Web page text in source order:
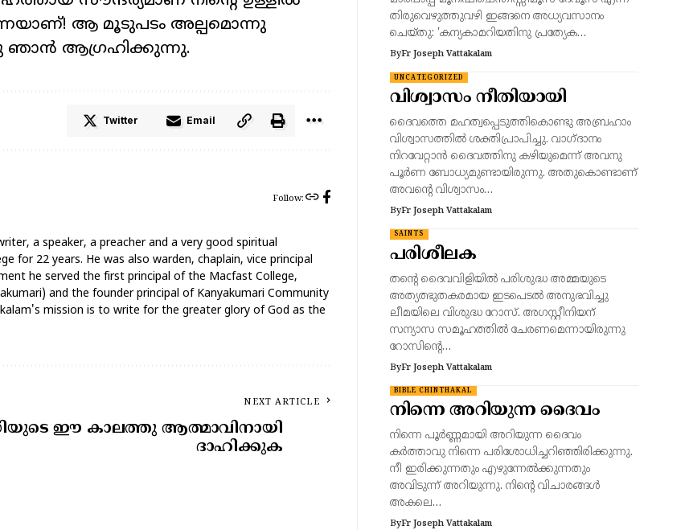
ആ മൂടുപടം അല്പമൊന്നു
ഞാൻ ആഗ്രഹിക്കുന്നു.
Twitter Email
Follow:
a speaker, a preacher and a very good spiritual
for 22 years. He was also warden, chaplain, vice principal
he served the first principal of the Macfast College,
and the founder principal of Kanyakumari Community
mission is to write for the greater glory of God as the
NEXT ARTICLE
ഈ കാലത്തു ആത്മാവിനായി
ദാഹിക്കുക
തിരുവെഴുത്തുവഴി ഇങ്ങനെ അധ്യവസാനം
ചെയ്തു: 'കന്യകാമറിയതിനു പ്രത്യേക…
ByFr Joseph Vattakalam
UNCATEGORIZED
വിശ്വാസം നീതിയായി
ദൈവത്തെ മഹത്വപ്പെടുത്തികൊണ്ടു അബ്രഹാം
വിശ്വാസത്തിൽ ശക്തിപ്രാപിച്ചു. വാഗ്ദാനം
നിറവേറ്റാൻ ദൈവത്തിനു കഴിയുമെന്ന് അവനു
പൂർണ ബോധ്യമുണ്ടായിരുന്നു. അതുകൊണ്ടാണ്
അവന്റെ വിശ്വാസം…
ByFr Joseph Vattakalam
SAINTS
പരിശീലക
തന്റെ ദൈവവിളിയിൽ പരിശുദ്ധ അമ്മയുടെ
അത്യത്ഭുതകരമായ ഇടപെടൽ അനുഭവിച്ചു
ലീമയിലെ വിശുദ്ധ റോസ്. അഗസ്റ്റീനിയന്
സന്യാസ സമൂഹത്തിൽ ചേരണമെന്നായിരുന്നു
റോസിന്റെ…
ByFr Joseph Vattakalam
BIBLE CHINTHAKAL
നിന്നെ അറിയുന്ന ദൈവം
നിന്നെ പൂർണ്ണമായി അറിയുന്ന ദൈവം
കർത്താവു നിന്നെ പരിശോധിച്ചറിഞ്ഞിരിക്കുന്നു.
നീ ഇരിക്കുന്നതും എഴുന്നേൽക്കുന്നതും
അവിടുന്ന് അറിയുന്നു. നിന്റെ വിചാരങ്ങൾ
അകലെ…
ByFr Joseph Vattakalam